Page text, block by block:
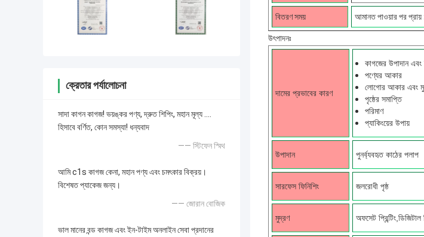
ক্রেতার পর্যালোচনা
সাদা কাগন কাগজ! ভয়ঙ্কর পণ্য, দ্রুত শিপিং, মহান মূল্য ....
হিসাবে বর্ণিত, কোন সমস্যা! ধন্যবাদ
—— স্টিফেন স্মিথ
আমি c1s কাগজ কেনা, মহান পণ্য এবং চমৎকার বিক্রয়।
বিশেষত প্যাকেজ জন্য।
—— জোরান বোজিক
ভাল মানের বন্ড কাগজ এবং ইন-টাইম অনলাইন সেবা প্রদানের
বিতরণ সময় আমানত পাওয়ার পর প্রায়
উৎপাদনঃ
দামের প্রভাবের কারণ
কাগজের উপাদান
পণ্যের আকার
লোগোর আকার এবং
পৃষ্ঠের সমাপ্তি
পরিমাণ
প্যাকিংয়ের উপায়
উপাদান পুনর্ব্যবহৃত কাঠের পলাপ
সারফেস ফিনিশিং জলরোধী পৃষ্ঠ
মুদ্রণ অফসেট প্রিন্টিং,ডিজিটাল